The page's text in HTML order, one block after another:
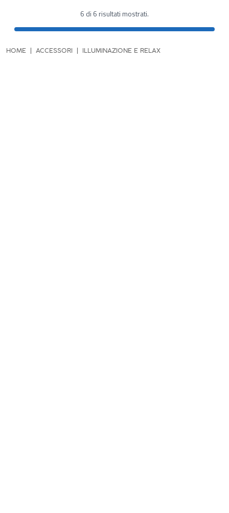
6 di 6 risultati mostrati.
HOME ACCESSORI ILLUMINAZIONE E RELAX